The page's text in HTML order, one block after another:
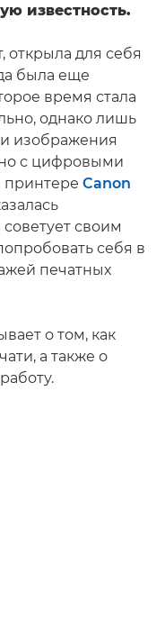
известность.
открыла для себя
была еще
время стала
однако лишь
изображения
с цифровыми
принтере Canon
своим
себя в
печатных
о том, как
а также о